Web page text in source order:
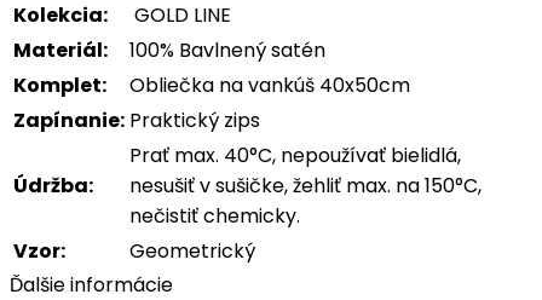
Kolekcia:
GOLD LINE
Materiál:
100% Bavlnený satén
Komplet:
Obliečka na vankúš 40x50cm
Zapínanie: Praktický zips
Údržba:
Prať max. 40°C, nepoužívať bielidlá,
nesušiť v sušičke, žehliť max. na 150°C,
nečistiť chemicky.
Vzor:
Geometrický
Ďalšie informácie